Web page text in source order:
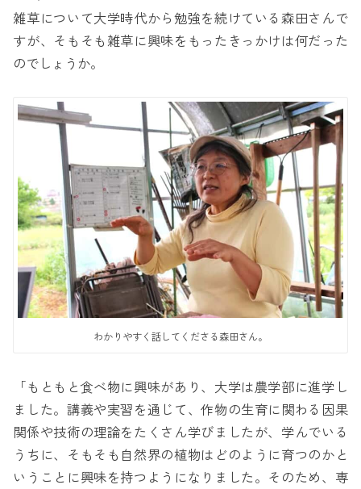
雑草について大学時代から勉強を続けている森田さんで
すが、そもそも雑草に興味をもったきっかけは何だった
のでしょうか。
わかりやすく話してくださる森田さん。
「もともと食べ物に興味があり、大学は農学部に進学し
ました。講義や実習を通じて、作物の生育に関わる因果
関係や技術の理論をたくさん学びましたが、学んでいる
うちに、そもそも自然界の植物はどのように育つのかと
いうことに興味を持つようになりました。そのため、専